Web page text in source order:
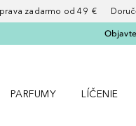
zadarmo od 49 €
PARFUMY
LÍČENIE